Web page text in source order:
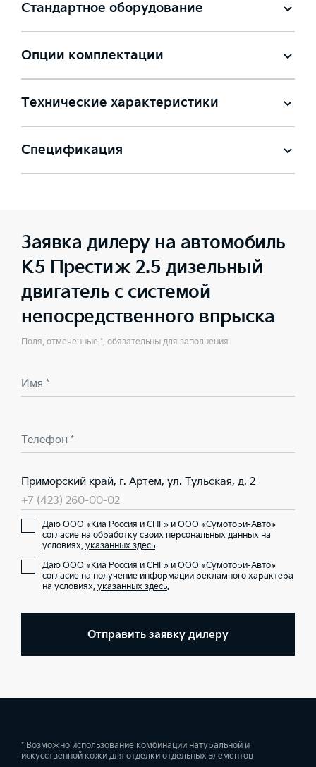
Стандартное оборудование
Опции комплектации
Технические характеристики
Спецификация
Заявка дилеру на автомобиль
K5 Престиж 2.5 дизельный
двигатель с системой
непосредственного впрыска
Поля, отмеченные *, обязательны для заполнения
Имя *
Телефон *
Приморский край, г. Артем, ул. Тульская, д. 2
+7 (423) 260-00-02
Даю ООО «Киа Россия и СНГ» и ООО «Сумотори-Авто»
согласие на обработку своих персональных данных на
условиях, указанных здесь
Даю ООО «Киа Россия и СНГ» и ООО «Сумотори-Авто»
согласие на получение информации рекламного характера
на условиях, указанных здесь.
Отправить заявку дилеру
* Возможно использование комбинации натуральной и
искусственной кожи для отделки отдельных элементов